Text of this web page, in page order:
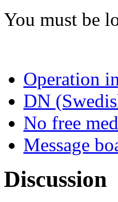
You must be
Operation
DN
No free
Message
Discussion